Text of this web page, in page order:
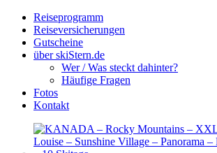
Reiseprogramm
Reiseversicherungen
Gutscheine
über skiStern.de
Wer / Was steckt dahinter?
Häufige Fragen
Fotos
Kontakt